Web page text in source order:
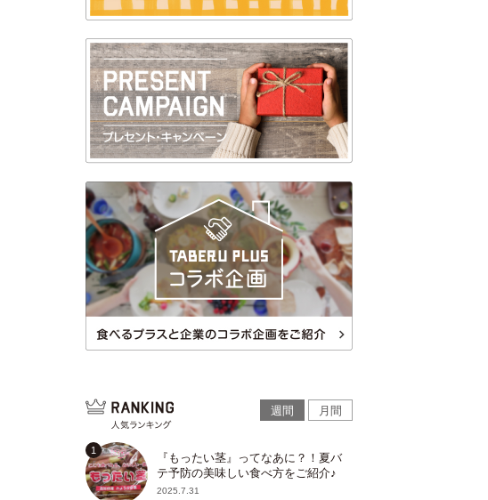
週間 月間
『もったい茎』ってなあに？！夏バ
テ予防の美味しい食べ方をご紹介♪
2025.7.31